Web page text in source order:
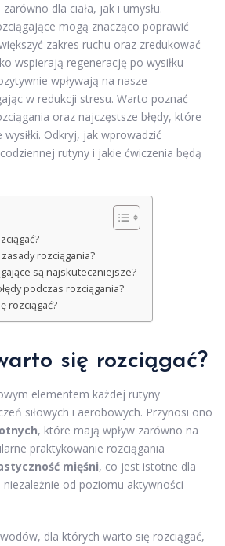
dla ciała, jak i umysłu.
mogą znacząco poprawić
zakres ruchu oraz zredukować
wspierają regenerację po wysiłku
wpływają na nasze
w redukcji stresu. Warto poznać
oraz najczęstsze błędy, które
Odkryj, jak wprowadzić
rutyny i jakie ćwiczenia będą
rozciągania?
są najskuteczniejsze?
podczas rozciągania?
rozciągać?
się rozciągać?
elementem każdej rutyny
siłowych i aerobowych. Przynosi ono
, które mają wpływ zarówno na
praktykowanie rozciągania
mięśni, co jest istotne dla
od poziomu aktywności
dla których warto się rozciągać,